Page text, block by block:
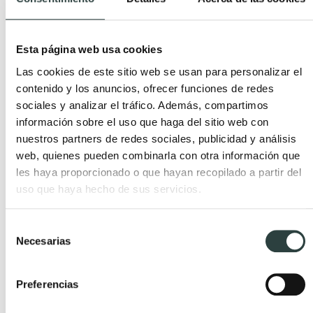
Esta página web usa cookies
Las cookies de este sitio web se usan para personalizar el
contenido y los anuncios, ofrecer funciones de redes
sociales y analizar el tráfico. Además, compartimos
información sobre el uso que haga del sitio web con
nuestros partners de redes sociales, publicidad y análisis
web, quienes pueden combinarla con otra información que
les haya proporcionado o que hayan recopilado a partir del
uso que haya hecho de sus servicios.
Necesarias
Preferencias
Instalación suspendida o con patas:
muebles suspendidos están en tendencia y
facilitan la limpieza, además de ofrecer una
sensación visual más ligera.
Tipo de lavabo:Algunos lavabos ocupan más
espacio que otros, especialmente los dobles o los
de formas especiales.
los espacios reducidos, mientras que los muebles
modernos y elegantes.